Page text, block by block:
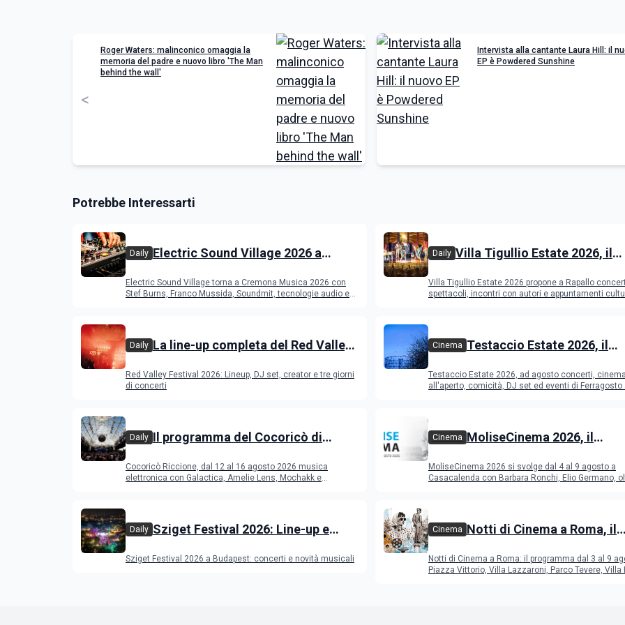
<
Roger Waters: malinconico omaggia la
memoria del padre e nuovo libro 'The Man
behind the wall'
Intervista alla cantante Laura Hill: il
EP è Powdered Sunshine
Potrebbe Interessarti
Daily Electric Sound Village 2026 a
Young Band Contest, il programma
Electric Sound Village torna a Cremona Musica 2026 con
Stef Burns, Franco Mussida, Soundmit, tecnologie audio e
Daily Villa Tigullio Estate 2026, il
Villa Tigullio Estate 2026 propone a Rapallo
spettacoli, incontri con autori e appuntamenti
Daily La line-up completa del Red Valley
Red Valley Festival 2026: Lineup, DJ set, creator e tre giorni
di concerti
Cinema Testaccio Estate 2026, il
Ferragosto
Testaccio Estate 2026, ad agosto concerti, cinema
all'aperto, comicità, DJ set ed eventi di Ferragosto
Daily Il programma del Cocoricò di
Cocoricò Riccione, dal 12 al 16 agosto 2026 musica
elettronica con Galactica, Amelie Lens, Mochakk e
Cinema MoliseCinema 2026, il
MoliseCinema 2026 si svolge dal 4 al 9 agosto a
Casacalenda con Barbara Ronchi, Elio Germano,
Daily Sziget Festival 2026: Line-up e
Sziget Festival 2026 a Budapest: concerti e novità musicali
Cinema Notti di Cinema a Roma, il
Notti di Cinema a Roma: il programma dal 3 al 9
Piazza Vittorio, Villa Lazzaroni, Parco Tevere, Villa